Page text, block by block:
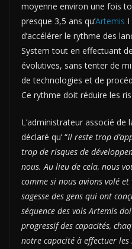
moyenne environ une fois
presque 3,5 ans qu’Artemis I
d’accélérer le rythme des
System tout en effectuant
évolutives, sans tenter de
de technologies et de
Ce rythme doit réduire les
L’administrateur associé de
déclaré qu’ “Il reste trop
trop de risques de
nous. Au lieu de cela, nous
comme si nous avions volé
sagesse des gens qui ont
séquence des vols Artemis
progressif des capacités,
notre capacité à effectuer les